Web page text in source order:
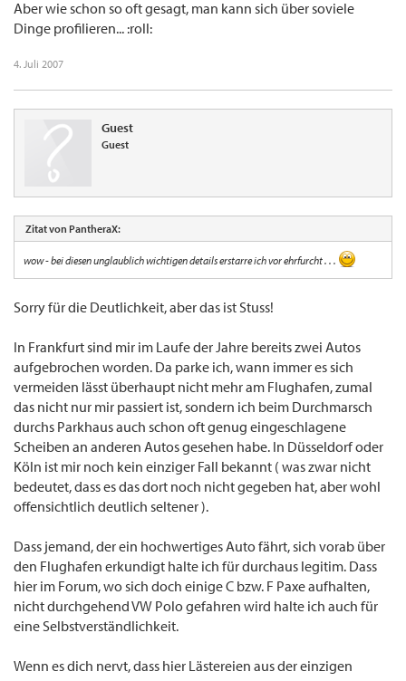
Aber wie schon so oft gesagt, man kann sich über soviele
Dinge profilieren... :roll:
4. Juli 2007
Guest
Guest
Zitat von PantheraX:
wow - bei diesen unglaublich wichtigen details erstarre ich vor ehrfurcht . . .
Sorry für die Deutlichkeit, aber das ist Stuss!
In Frankfurt sind mir im Laufe der Jahre bereits zwei Autos
aufgebrochen worden. Da parke ich, wann immer es sich
vermeiden lässt überhaupt nicht mehr am Flughafen, zumal
das nicht nur mir passiert ist, sondern ich beim Durchmarsch
durchs Parkhaus auch schon oft genug eingeschlagene
Scheiben an anderen Autos gesehen habe. In Düsseldorf oder
Köln ist mir noch kein einziger Fall bekannt ( was zwar nicht
bedeutet, dass es das dort noch nicht gegeben hat, aber wohl
offensichtlich deutlich seltener ).
Dass jemand, der ein hochwertiges Auto fährt, sich vorab über
den Flughafen erkundigt halte ich für durchaus legitim. Dass
hier im Forum, wo sich doch einige C bzw. F Paxe aufhalten,
nicht durchgehend VW Polo gefahren wird halte ich auch für
eine Selbstverständlichkeit.
Wenn es dich nervt, dass hier Lästereien aus der einzigen